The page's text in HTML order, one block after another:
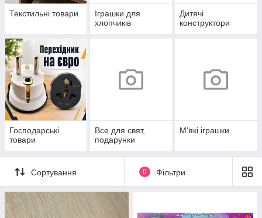
Текстильні товари
Іграшки для
хлопчиків
Дитячі
конструктори
Господарські
товари
Все для свят,
подарунки
М'які іграшки
Сортування 0 Фільтри